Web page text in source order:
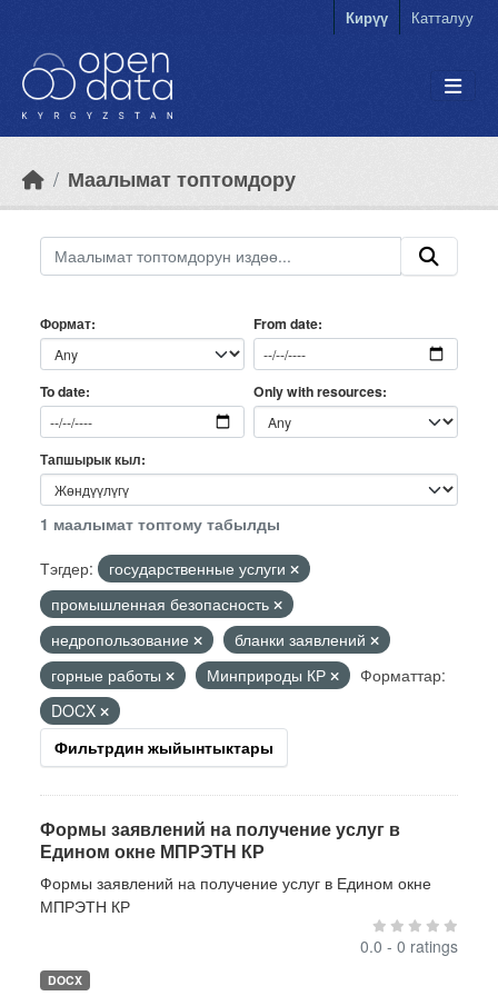
Кирүү Катталуу
Маалымат топтомдору
Формат From date
To date Only with resources
Тапшырык кыл
1 маалымат топтому табылды
Тэгдер:
государственные услуги
промышленная безопасность
недропользование
бланки заявлений
горные работы
Минприроды КР
Форматтар:
DOCX
Фильтрдин жыйынтыктары
Формы заявлений на получение услуг в
Едином окне МПРЭТН КР
Формы заявлений на получение услуг в Едином окне
МПРЭТН КР
0.0 - 0 ratings
DOCX